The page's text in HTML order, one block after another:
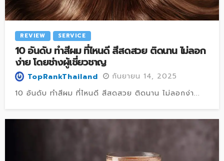
REVIEW SERVICE
10 อันดับ ทำสีผม ที่ไหนดี สีสดสวย ติดนาน ไม่ลอก
ง่าย โดยช่างผู้เชี่ยวชาญ
TopRankThailand
กันยายน 14, 2025
10 อันดับ ทำสีผม ที่ไหนดี สีสดสวย ติดนาน ไม่ลอกง่า...